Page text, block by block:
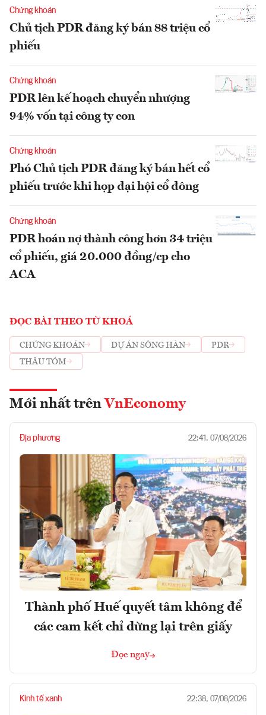
Chứng khoán
Chủ tịch PDR đăng ký bán 88 triệu cổ
phiếu
Chứng khoán
PDR lên kế hoạch chuyển nhượng
94% vốn tại công ty con
Chứng khoán
Phó Chủ tịch PDR đăng ký bán hết cổ
phiếu trước khi họp đại hội cổ đông
Chứng khoán
PDR hoán nợ thành công hơn 34 triệu
cổ phiếu, giá 20.000 đồng/cp cho
ACA
ĐỌC BÀI THEO TỪ KHOÁ
CHỨNG KHOÁN DỰ ÁN SÔNG HÀN
PDR
THÂU TÓM
Mới nhất trên VnEconomy
Địa phương 22:41, 07/08/2026
Thành phố Huế quyết tâm không để
các cam kết chỉ dừng lại trên giấy
Đọc ngay
Kinh tế xanh 22:38, 07/08/2026